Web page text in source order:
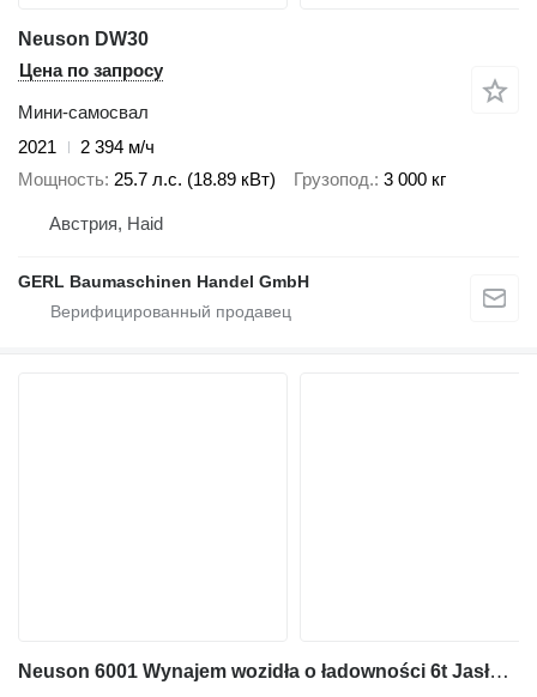
Neuson DW30
Цена по запросу
Мини-самосвал
2021
2 394 м/ч
Мощность 25.7 л.с. (18.89 кВт) Грузопод. 3 000 кг
Австрия, Haid
GERL Baumaschinen Handel GmbH
Neuson 6001 Wynajem wozidła o ładowności 6t Jasło Gorlice Jedlicze Kros